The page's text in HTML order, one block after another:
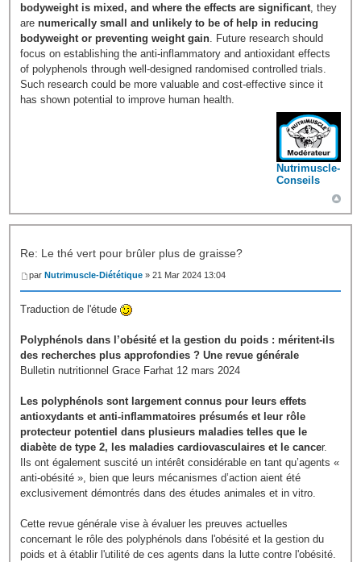
bodyweight is mixed, and where the effects are significant , they
are numerically small and unlikely to be of help in reducing
bodyweight or preventing weight gain . Future research should
focus on establishing the anti-inflammatory and antioxidant effects
of polyphenols through well-designed randomised controlled trials.
Such research could be more valuable and cost-effective since it
has shown potential to improve human health.
Nutrimuscle-
Conseils
Re: Le thé vert pour brûler plus de graisse?
parNutrimuscle-Diététique » 21 Mar 2024 13:04
Traduction de l'étude
Polyphénols dans l’obésité et la gestion du poids : méritent-ils
des recherches plus approfondies ? Une revue générale
Bulletin nutritionnel Grace Farhat 12 mars 2024
Les polyphénols sont largement connus pour leurs effets
antioxydants et anti-inflammatoires présumés et leur rôle
protecteur potentiel dans plusieurs maladies telles que le
diabète de type 2, les maladies cardiovasculaires et le cancer.
Ils ont également suscité un intérêt considérable en tant qu’agents «
anti-obésité », bien que leurs mécanismes d’action aient été
exclusivement démontrés dans des études animales et in vitro.
Cette revue générale vise à évaluer les preuves actuelles
concernant le rôle des polyphénols dans l'obésité et la gestion du
poids et à établir l'utilité de ces agents dans la lutte contre l'obésité.